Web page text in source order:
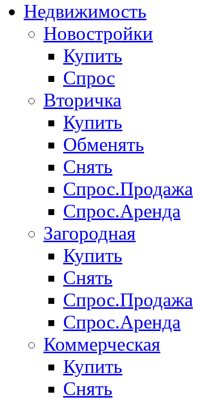
Недвижимость
Новостройки
Купить
Спрос
Вторичка
Купить
Обменять
Снять
Спрос.Продажа
Спрос.Аренда
Загородная
Купить
Снять
Спрос.Продажа
Спрос.Аренда
Коммерческая
Купить
Снять